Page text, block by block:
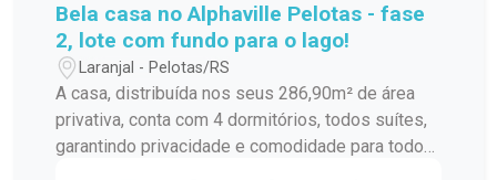
Bela casa no Alphaville Pelotas - fase
2, lote com fundo para o lago!
Laranjal - Pelotas/RS
A casa, distribuída nos seus 286,90m² de área
privativa, conta com 4 dormitórios, todos suítes,
garantindo privacidade e comodidade para todos